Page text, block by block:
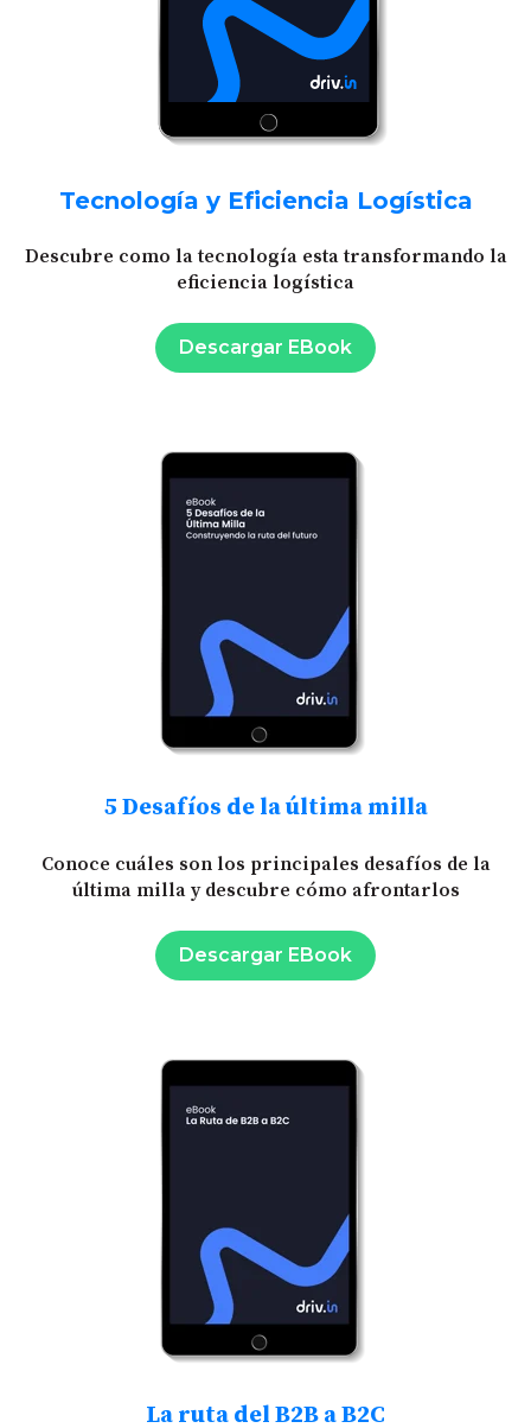
Tecnología y Eficiencia Logística
Descubre como la tecnología esta transformando la
eficiencia logística
Descargar EBook
5 Desafíos de la última milla
Conoce cuáles son los principales desafíos de la
última milla y descubre cómo afrontarlos
Descargar EBook
La ruta del B2B a B2C